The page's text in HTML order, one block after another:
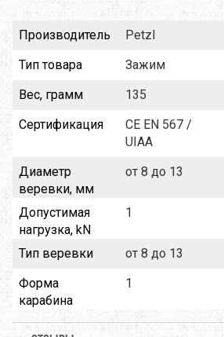
Производитель
Petzl
Тип товара
Зажим
Вес, грамм
135
Сертификация
CE EN 567 /
UIAA
Диаметр
веревки, мм
от 8 до 13
Допустимая
нагрузка, kN
1
Тип веревки
от 8 до 13
Форма
карабина
1